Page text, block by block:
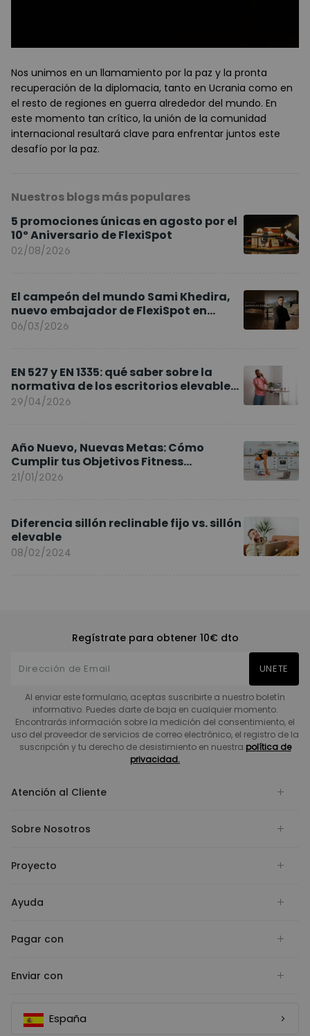
Nos unimos en un llamamiento por la paz y la pronta
recuperación de la diplomacia, tanto en Ucrania como en
el resto de regiones en guerra alrededor del mundo. En
este momento tan crítico, la unión de la comunidad
internacional resultará clave para enfrentar juntos este
desafío por la paz.
Nuestros blogs más populares
5 promociones únicas en agosto por el
10º Aniversario de FlexiSpot
02/08/2026
El campeón del mundo Sami Khedira,
nuevo embajador de FlexiSpot en
Europa
06/03/2026
EN 527 y EN 1335: qué saber sobre la
normativa de los escritorios elevables
y sillas ergonómicas
29/04/2026
Año Nuevo, Nuevas Metas: Cómo
Cumplir tus Objetivos Fitness
Entrenando en Casa
21/01/2026
Diferencia sillón reclinable fijo vs. sillón
elevable
08/02/2024
Regístrate para obtener 10€ dto
UNETE
Al enviar este formulario, aceptas suscribirte a nuestro boletín
informativo. Puedes darte de baja en cualquier momento.
Encontrarás información sobre la medición del consentimiento, el
uso del proveedor de servicios de correo electrónico, el registro de la
suscripción y tu derecho de desistimiento en nuestra política de
privacidad.
Atención al Cliente
Sobre Nosotros
Proyecto
Ayuda
Pagar con
Enviar con
España